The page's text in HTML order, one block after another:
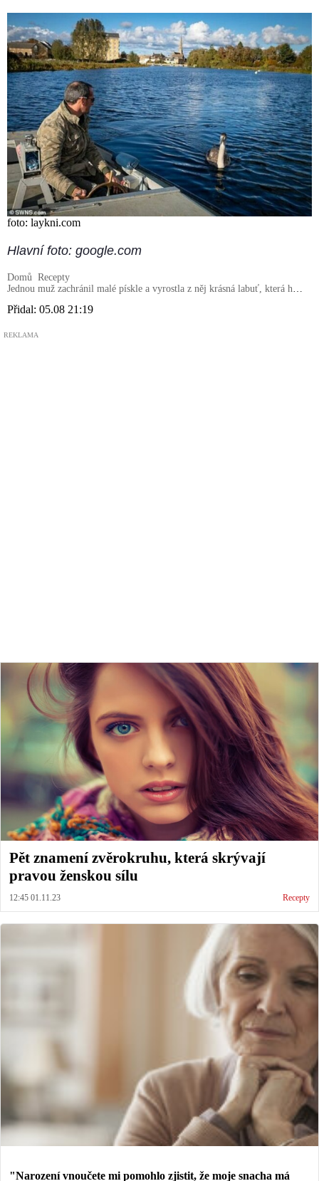
foto: laykni.com
Hlavní foto: google.com
Domů Recepty
Jednou muž zachránil malé pískle a vyrostla z něj krásná labuť, která ho
Přidal: 05.08 21:19
REKLAMA
Pět znamení zvěrokruhu, která skrývají
pravou ženskou sílu
12:45 01.11.23 Recepty
"Narození vnoučete mi pomohlo zjistit, že moje snacha má